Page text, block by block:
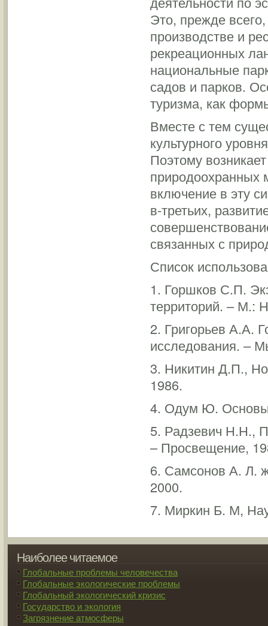
Это, прежде
производстве и
рекреационных
национальные
садов и парков.
туризма, как
Вместе с тем
культурного
Поэтому
природоохранных
включение в эту
в-третьих,
связанных с
Список
1. Горшков С.П.
территорий. – М.:
2. Григорьев А.А.
исследования. –
3. Никитин Д.П.,
1986.
4. Одум Ю. Основы
5. Радзевич Н.Н.,
– Просвещение,
6. Самсонов А. Л.
2000.
7. Миркин Б. М,
Наиболее читаемое
Глобальные проблемы человечества
Глобальные экологические проблемы
Глобальный экологический кризис
Государство и экология
Загрязнение атмосферы